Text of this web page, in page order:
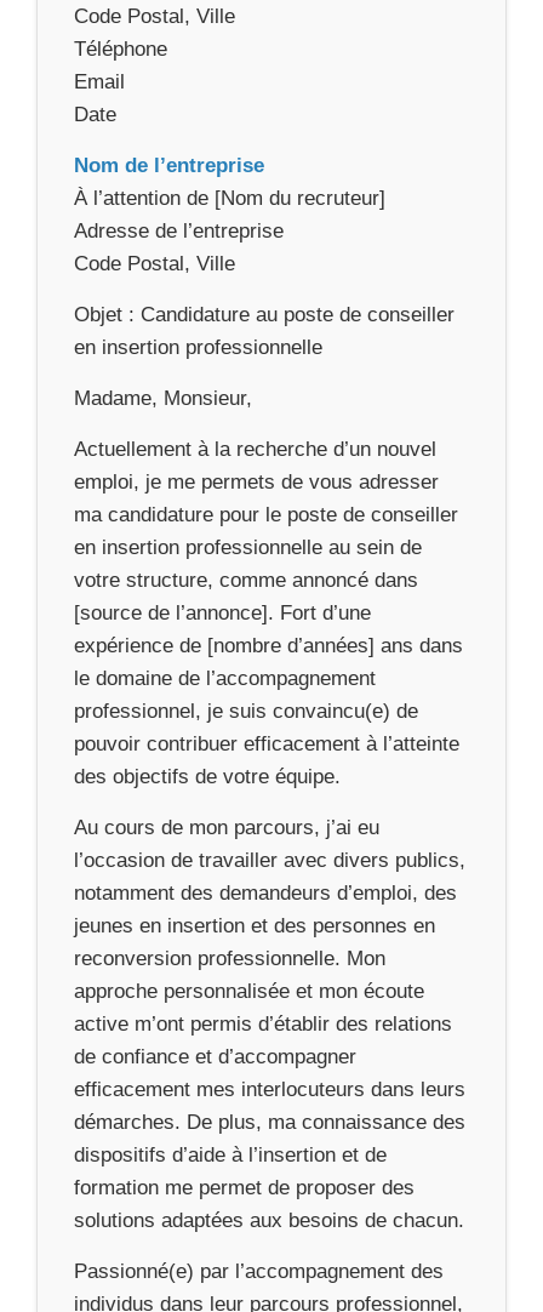
Code Postal, Ville
Téléphone
Email
Date
Nom de l’entreprise
À l’attention de [Nom du recruteur]
Adresse de l’entreprise
Code Postal, Ville
Objet : Candidature au poste de conseiller
en insertion professionnelle
Madame, Monsieur,
Actuellement à la recherche d’un nouvel
emploi, je me permets de vous adresser
ma candidature pour le poste de conseiller
en insertion professionnelle au sein de
votre structure, comme annoncé dans
[source de l’annonce]. Fort d’une
expérience de [nombre d’années] ans dans
le domaine de l’accompagnement
professionnel, je suis convaincu(e) de
pouvoir contribuer efficacement à l’atteinte
des objectifs de votre équipe.
Au cours de mon parcours, j’ai eu
l’occasion de travailler avec divers publics,
notamment des demandeurs d’emploi, des
jeunes en insertion et des personnes en
reconversion professionnelle. Mon
approche personnalisée et mon écoute
active m’ont permis d’établir des relations
de confiance et d’accompagner
efficacement mes interlocuteurs dans leurs
démarches. De plus, ma connaissance des
dispositifs d’aide à l’insertion et de
formation me permet de proposer des
solutions adaptées aux besoins de chacun.
Passionné(e) par l’accompagnement des
individus dans leur parcours professionnel,